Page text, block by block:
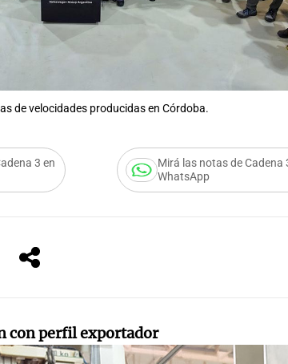
de velocidades producidas en Córdoba.
3 en
Mirá las notas de Cadena
WhatsApp
con perfil exportador